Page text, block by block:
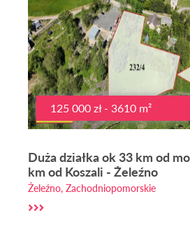
125 000 zł - 3610 m²
Duża działka ok 33 km od
km od Koszali - Żeleźno
Żeleźno, Zachodniopomorskie